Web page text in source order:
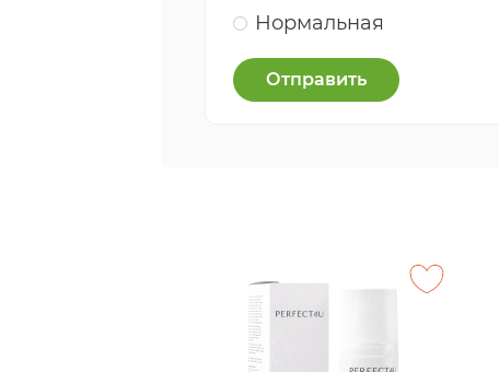
Нормальная
Отправить